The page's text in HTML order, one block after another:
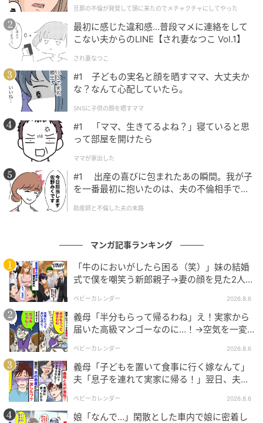
クチャにしてやった
旦那の不倫が発覚して頭に来たのでメチャクチャにしてやった
最初に感じた違和感…普段マメに連絡をして
こない夫からのLINE【され妻なつこ Vol.1】
され妻なつこ
#1 子どもの実名と顔を晒すママ、大丈夫か
な？なんて心配していたら。
SNSに子供の顔を晒すママ
#1 「ママ、生きてるよね？」寝ていると思
って部屋を開けたら
ママが家出した
#1 出産の喜びに包まれたあの瞬間。我が子
を一番最初に抱いたのは、夫の不倫相手でし
助産師と不倫した夫の末路
マンガ記事ランキング
「牛のにおいがしたら困る（笑）」妹の結婚
式で僕を嘲笑う新郎親子→妻の顔を見た2人が
ベビーカレンダー 2026.8.6
義母「半分もらって帰るわね」え！実家から
届いた高級マンゴーなのに…！→空気を一変
ベビーカレンダー 2026.8.6
義母「子どもを置いて食事に行く嫁なんて」
夫「息子を連れて実家に帰る！」翌日、夫が
ベビーカレンダー 2026.8.6
娘「なんで…」閑散とした車内で娘に密着し